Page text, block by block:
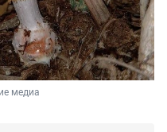
медиа